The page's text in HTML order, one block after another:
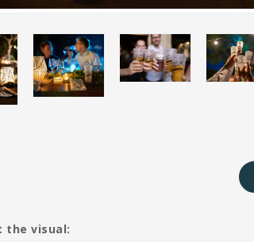
the visual: